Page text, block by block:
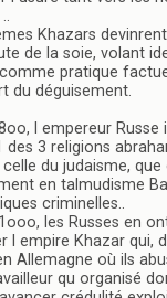
Khazars
de la soie, volant
pratique
du déguisement.
l empereur
des 3 religions
du judaisme,
en talmudisme
criminelles..
les Russes en
l empire Khazar qui,
Allemagne où ils
qu organisé